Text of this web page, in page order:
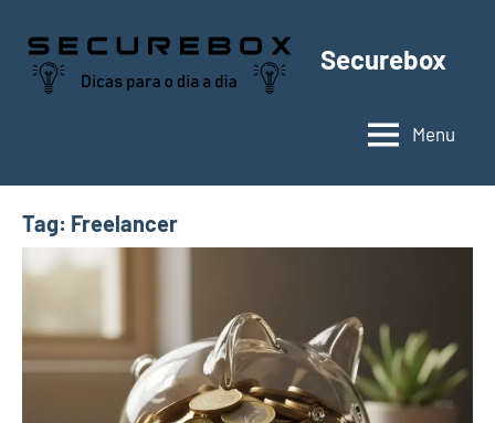
para
Securebox
Menu
Tag: Freelancer